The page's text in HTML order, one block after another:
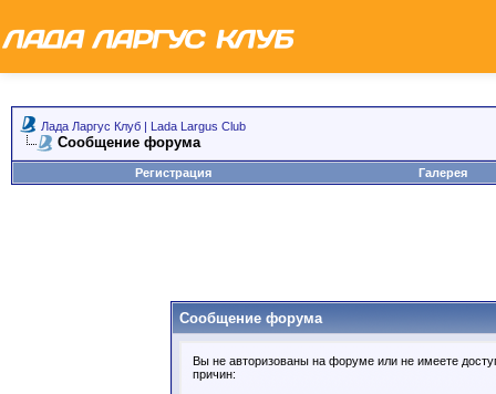
Лада Ларгус Клуб | Lada Largus Club
Сообщение форума
Регистрация Галерея
Сообщение форума
Вы не авторизованы на форуме или не имеете
причин: